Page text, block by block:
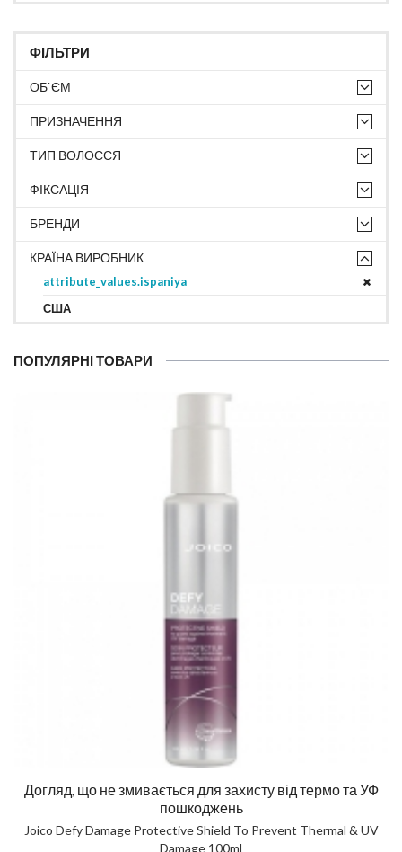
ФІЛЬТРИ
ОБ`ЄМ
ПРИЗНАЧЕННЯ
ТИП ВОЛОССЯ
ФІКСАЦІЯ
БРЕНДИ
КРАЇНА ВИРОБНИК
attribute_values.ispaniya
США
ПОПУЛЯРНІ ТОВАРИ
Догляд, що не змивається для захисту від термо та УФ
пошкоджень
Joico Defy Damage Protective Shield To Prevent Thermal & UV
Damage 100ml